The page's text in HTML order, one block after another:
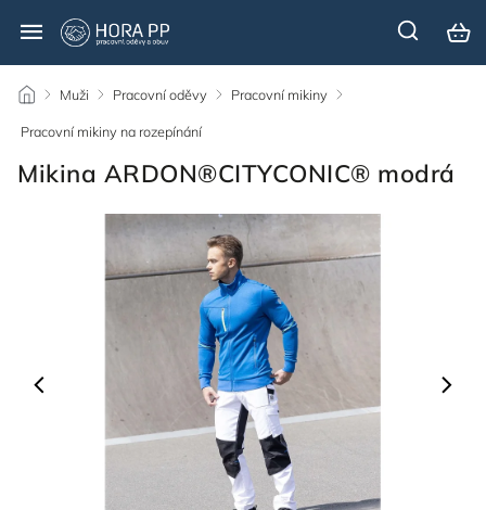
/ Muži / Pracovní oděvy / Pracovní mikiny /
Pracovní mikiny na rozepínání
Mikina ARDON®CITYCONIC® modrá